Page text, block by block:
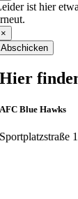
ist hier
×
Abschicken
Hier
AFC Blue Hawks
Sportplatzstraße